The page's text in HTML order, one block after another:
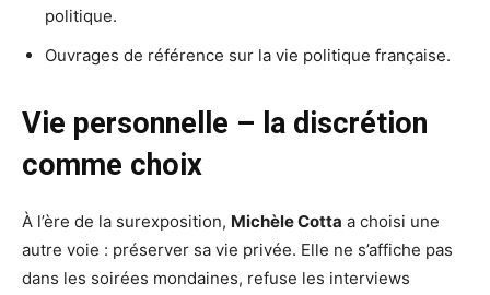
politique.
Ouvrages de référence sur la vie politique française.
Vie personnelle – la discrétion
comme choix
À l’ère de la surexposition, Michèle Cotta a choisi une
autre voie : préserver sa vie privée. Elle ne s’affiche pas
dans les soirées mondaines, refuse les interviews